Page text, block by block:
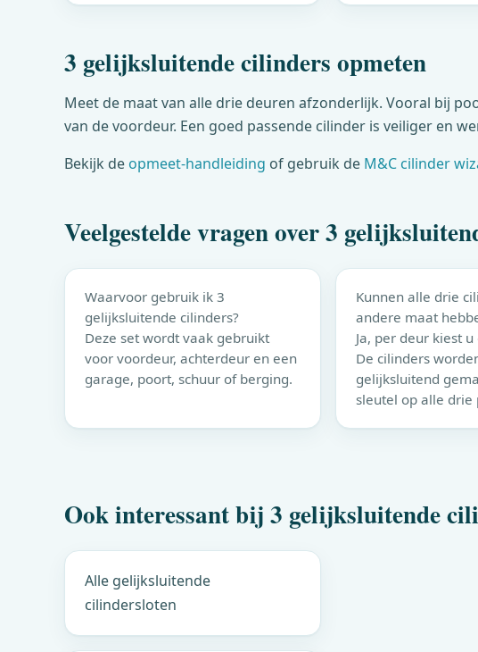
3 gelijksluitende cilinders opmeten
Meet de maat van alle drie deuren afzonderlijk. Vooral bij
van de voordeur. Een goed passende cilinder is veiliger en
Bekijk de opmeet-handleiding of gebruik de M&C cilinder
Veelgestelde vragen over 3
Waarvoor gebruik ik 3
gelijksluitende cilinders?
Deze set wordt vaak gebruikt
voor voordeur, achterdeur en een
garage, poort, schuur of berging.
Kunnen alle drie
andere maat
Ja, per deur kiest
De cilinders
gelijksluitend
sleutel op alle drie
Ook interessant bij 3 gelijksluitende
Alle gelijksluitende
cilindersloten